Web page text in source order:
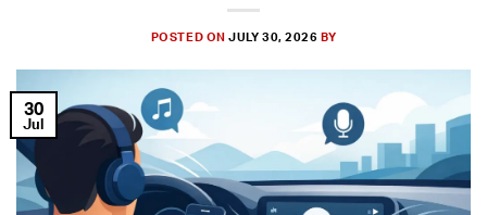
POSTED ONJULY 30, 2026 BY
30
Jul